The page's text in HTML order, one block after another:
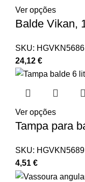
Ver opções
Balde Vikan,
SKU: HGVKN5686
24,12 €
Ver opções
Tampa para
SKU: HGVKN5689
4,51 €